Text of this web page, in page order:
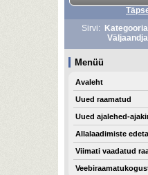
Sirvi:
Menüü
Avaleht
Uued raamatud
Uued ajalehed-
Allalaadimiste
Viimati vaadatud